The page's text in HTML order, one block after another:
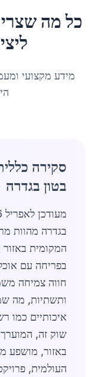
כל מה
מידע מקצועי
סקירה
בטון בגדרה
בגדרה מהוות
המקומית
חווה צמיחה
ותשתיות, מה
איכותיים כמו
באזור, מושפע
העולמית,